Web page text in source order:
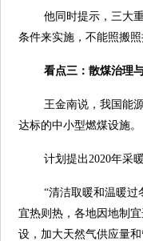
他同时提示，三大
条件来实施，不能照搬照
看点三：散煤治理
王金南说，我国能
达标的中小型燃煤设施。
计划提出2020年采
“清洁取暖和温暖
宜热则热，各地因地制
设，加大天然气供应量和